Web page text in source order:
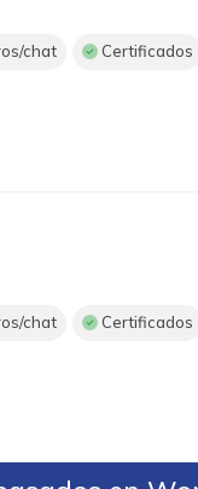
chat Certificados
chat Certificados